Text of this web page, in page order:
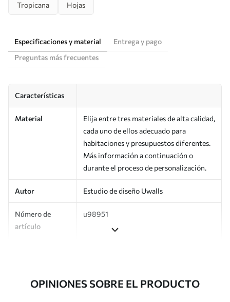
Tropicana Hojas
Especificaciones y material
Entrega y pago
Preguntas más frecuentes
Características
Material
Elija entre tres materiales de alta calidad,
cada uno de ellos adecuado para
habitaciones y presupuestos diferentes.
Más información a continuación o
durante el proceso de personalización.
Autor Estudio de diseño Uwalls
Número de
artículo
u98951
Adicionalmente
Disponible con recubrimiento de barniz
OPINIONES SOBRE EL PRODUCTO